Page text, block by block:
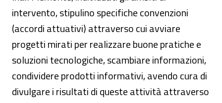
intervento, stipulino specifiche convenzioni
(accordi attuativi) attraverso cui avviare
progetti mirati per realizzare buone pratiche e
soluzioni tecnologiche, scambiare informazioni,
condividere prodotti informativi, avendo cura di
divulgare i risultati di queste attività attraverso